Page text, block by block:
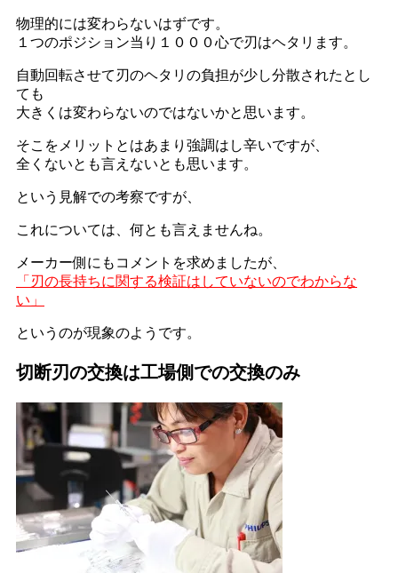
物理的には変わらないはずです。
１つのポジション当り１０００心で刃はヘタリます。
自動回転させて刃のヘタリの負担が少し分散されたとし
ても
大きくは変わらないのではないかと思います。
そこをメリットとはあまり強調はし辛いですが、
全くないとも言えないとも思います。
という見解での考察ですが、
これについては、何とも言えませんね。
メーカー側にもコメントを求めましたが、
「刃の長持ちに関する検証はしていないのでわからな
い」
というのが現象のようです。
切断刃の交換は工場側での交換のみ